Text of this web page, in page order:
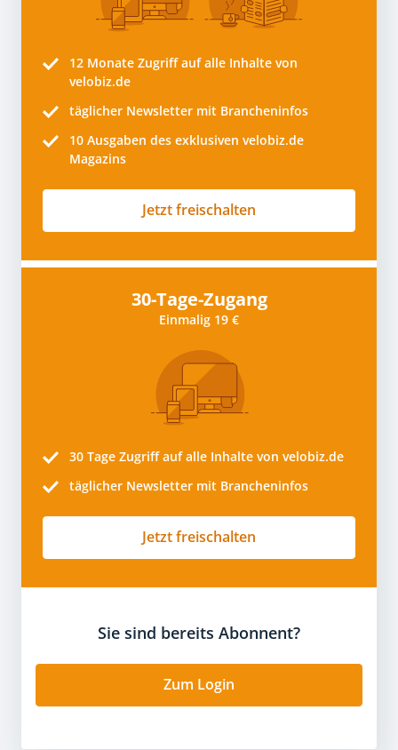
12 Monate Zugriff auf alle Inhalte von
velobiz.de
täglicher Newsletter mit Brancheninfos
10 Ausgaben des exklusiven velobiz.de
Magazins
Jetzt freischalten
30-Tage-Zugang
Einmalig 19 €
30 Tage Zugriff auf alle Inhalte von velobiz.de
täglicher Newsletter mit Brancheninfos
Jetzt freischalten
Sie sind bereits Abonnent?
Zum Login